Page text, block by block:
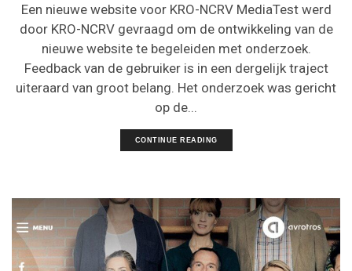
Een nieuwe website voor KRO-NCRV MediaTest werd
door KRO-NCRV gevraagd om de ontwikkeling van de
nieuwe website te begeleiden met onderzoek.
Feedback van de gebruiker is in een dergelijk traject
uiteraard van groot belang. Het onderzoek was gericht
op de...
CONTINUE READING